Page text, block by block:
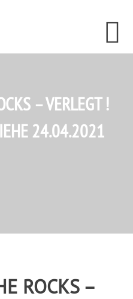
– VERLEGT !
24.04.2021
ROCKS –